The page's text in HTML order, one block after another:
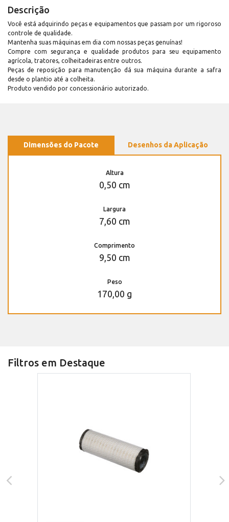
Descrição
Você está adquirindo peças e equipamentos que passam por um rigoroso
controle de qualidade.
Mantenha suas máquinas em dia com nossas peças genuínas!
Compre com segurança e qualidade produtos para seu equipamento
agrícola, tratores, colheitadeiras entre outros.
Peças de reposição para manutenção dá sua máquina durante a safra
desde o plantio até a colheita.
Produto vendido por concessionário autorizado.
Dimensões do Pacote Desenhos da Aplicação
Altura
0,50 cm
Largura
7,60 cm
Comprimento
9,50 cm
Peso
170,00 g
Filtros em Destaque